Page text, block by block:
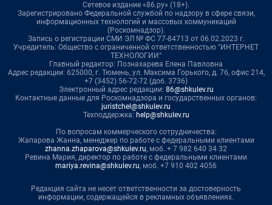
Сетевое издание «86.ру» (18+).
Зарегистрировано Федеральной службой по надзору в сфере связи,
информационных технологий и массовых коммуникаций
(Роскомнадзор).
Запись о регистрации СМИ ЭЛ № ФС 77-84713 от 06.02.2023 г.
Учредитель: Общество с ограниченной ответственностью "ИНТЕРНЕТ
ТЕХНОЛОГИИ"
Главный редактор: Познахарева Елена Павловна
Адрес редакции: 625000, г. Тюмень, ул. Максима Горького, д. 76, офис 214,
+7 (3452) 56-72-72 (доб. 3736)
Электронный адрес редакции: 86@shkulev.ru
Контактные данные для Роскомнадзора и государственных органов:
juristchel@shkulev.ru
Техподдержка: help@shkulev.ru
По вопросам коммерческого сотрудничества:
Жапарова Жанна, менеджер по работе с федеральными клиентами
zhanna.zhaparova@shkulev.ru, моб. + 7 982 640 34 32
Ревина Мария, директор по работе с федеральными клиентами
mariya.revina@shkulev.ru, моб. +7 910 402 4056
Редакция сайта не несет ответственности за достоверность
информации, содержащейся в рекламных объявлениях.